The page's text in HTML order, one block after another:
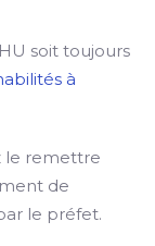
soit toujours
à
le remettre
de
le préfet.